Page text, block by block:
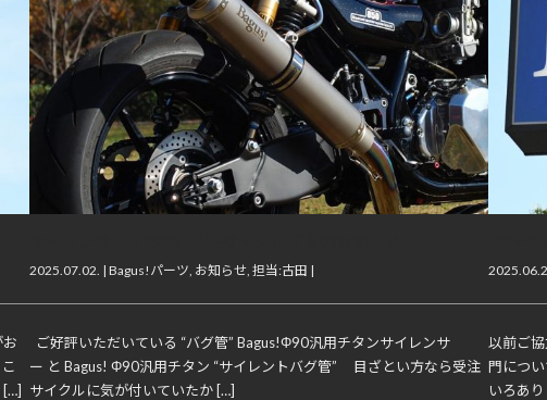
[…]
2025.07.02. | Bagus!パーツ お知らせ, 担当:古田 |
ご好評いただいている “バグ管” Bagus!Φ90汎用チタンサイレンサ
ー と Bagus! Φ90汎用チタン “サイレントバグ管” 目ざとい方なら受注
サイクルに気が付いていたか […]
以前ご
門につ
いろあ